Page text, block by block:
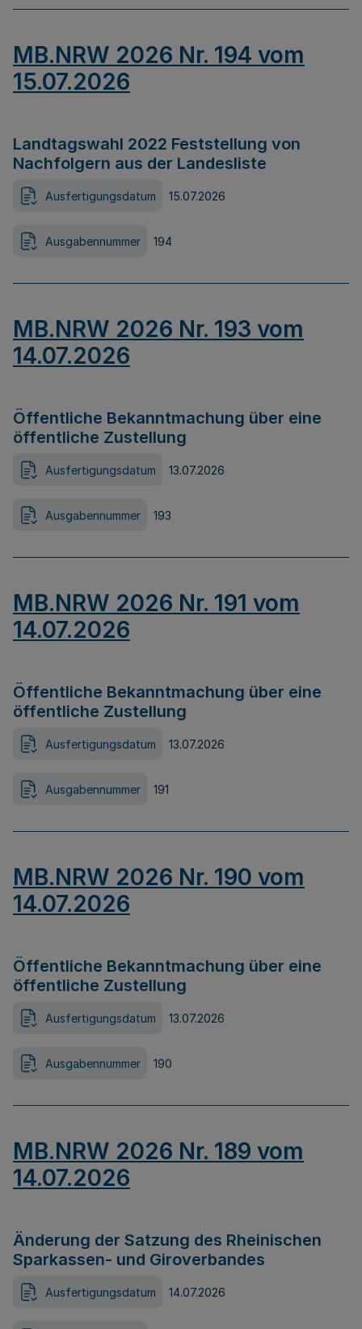
MB.NRW 2026 Nr. 194 vom
15.07.2026
Landtagswahl 2022 Feststellung von
Nachfolgern aus der Landesliste
Ausfertigungsdatum 15.07.2026
Ausgabennummer 194
MB.NRW 2026 Nr. 193 vom
14.07.2026
Öffentliche Bekanntmachung über eine
öffentliche Zustellung
Ausfertigungsdatum 13.07.2026
Ausgabennummer 193
MB.NRW 2026 Nr. 191 vom
14.07.2026
Öffentliche Bekanntmachung über eine
öffentliche Zustellung
Ausfertigungsdatum 13.07.2026
Ausgabennummer 191
MB.NRW 2026 Nr. 190 vom
14.07.2026
Öffentliche Bekanntmachung über eine
öffentliche Zustellung
Ausfertigungsdatum 13.07.2026
Ausgabennummer 190
MB.NRW 2026 Nr. 189 vom
14.07.2026
Änderung der Satzung des Rheinischen
Sparkassen- und Giroverbandes
Ausfertigungsdatum 14.07.2026